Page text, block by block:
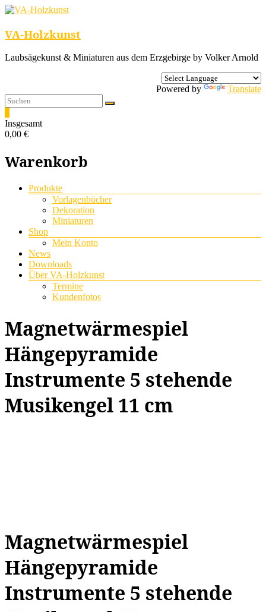
VA-Holzkunst
Laubsägekunst & Miniaturen aus dem Erzgebirge by Volker Arnold
Powered by Translate
Insgesamt
0,00 €
Warenkorb
Menü
Produkte
Vorlagenbücher
Dekoration
Miniaturen
Shop
Mein Konto
News
Downloads
Über VA-Holzkunst
Termine
Kundenfotos
Magnetwärmespiel
Hängepyramide
Instrumente 5 stehende
Musikengel 11 cm
Magnetwärmespiel
Hängepyramide
Instrumente 5 stehende